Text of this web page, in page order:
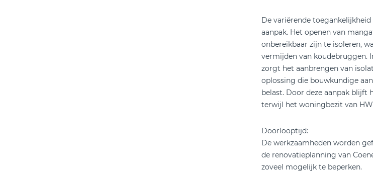
De variërende
aanpak. Het openen van
onbereikbaar zijn te isoleren,
vermijden van koudebruggen.
zorgt het aanbrengen van
oplossing die bouwkundige
belast. Door deze aanpak
terwijl het woningbezit van
Doorlooptijd:
De werkzaamheden worden
de renovatieplanning van
zoveel mogelijk te beperken.